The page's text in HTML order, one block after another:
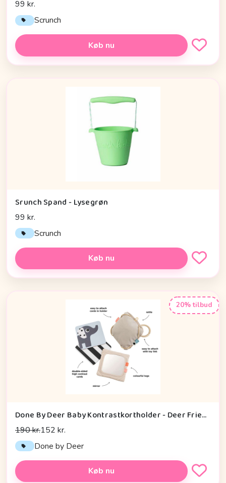
99 kr.
Scrunch
Køb nu
Srunch Spand - Lysegrøn
99 kr.
Scrunch
Køb nu
20% tilbud
Done By Deer Baby Kontrastkortholder - Deer Friends - Sand
190 kr.152 kr.
Done by Deer
Køb nu